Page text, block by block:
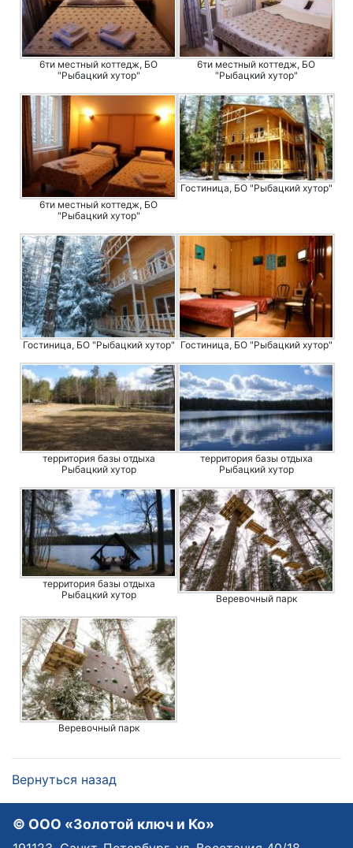
6ти местный коттедж, БО
"Рыбацкий хутор"
6ти местный коттедж, БО
"Рыбацкий хутор"
6ти местный коттедж, БО
"Рыбацкий хутор"
Гостиница, БО "Рыбацкий хутор"
Гостиница, БО "Рыбацкий хутор" Гостиница, БО "Рыбацкий хутор"
территория базы отдыха
Рыбацкий хутор
территория базы отдыха
Рыбацкий хутор
территория базы отдыха
Рыбацкий хутор
Веревочный парк
Веревочный парк
Вернуться назад
© OOO «Золотой ключ и Ко»